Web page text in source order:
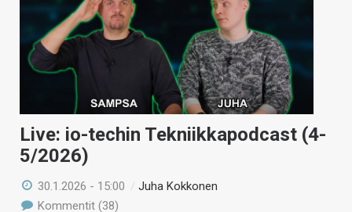
Live: io-techin Tekniikkapodcast (4-
5/2026)
30.1.2026 - 15:00 /Juha Kokkonen
Kommentit (38)